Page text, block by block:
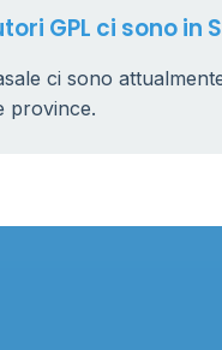
GPL ci sono in
ci sono
province.